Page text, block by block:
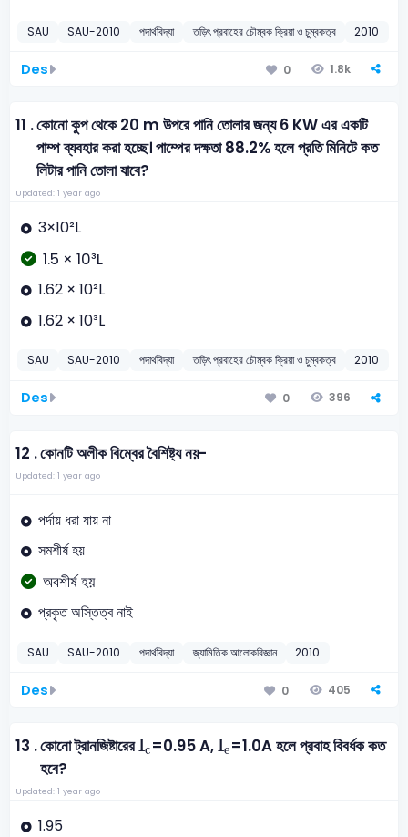
SAU SAU-2010 পদার্থবিদ্যা তড়িৎ প্রবাহের চৌম্বক ক্রিয়া ও চুম্বকত্ব 2010
Des 0 1.8k
11 .কোনো কুপ থেকে 20 m উপরে পানি তোলার জন্য 6 KW এর একটি
পাম্প ব্যবহার করা হচ্ছে। পাম্পের দক্ষতা 88.2% হলে প্রতি মিনিটে কত
লিটার পানি তোলা যাবে?
Updated: 1 year ago
3×10²L
1.5 × 10³L
1.62 × 10²L
1.62 × 10³L
SAU SAU-2010 পদার্থবিদ্যা তড়িৎ প্রবাহের চৌম্বক ক্রিয়া ও চুম্বকত্ব 2010
Des 0 396
12 .কোনটি অলীক বিম্বের বৈশিষ্ট্য নয়-
Updated: 1 year ago
পর্দায় ধরা যায় না
সমশীর্ষ হয়
অবশীর্ষ হয়
প্রকৃত অস্তিত্ব নাই
SAU SAU-2010 পদার্থবিদ্যা জ্যামিতিক আলোকবিজ্ঞান 2010
Des 0 405
13 .কোনো ট্রানজিষ্টারেরIc
Ic=0.95 A,Ie
Ie=1.0A হলে প্রবাহ বিবর্ধক কত
হবে?
Updated: 1 year ago
1.95